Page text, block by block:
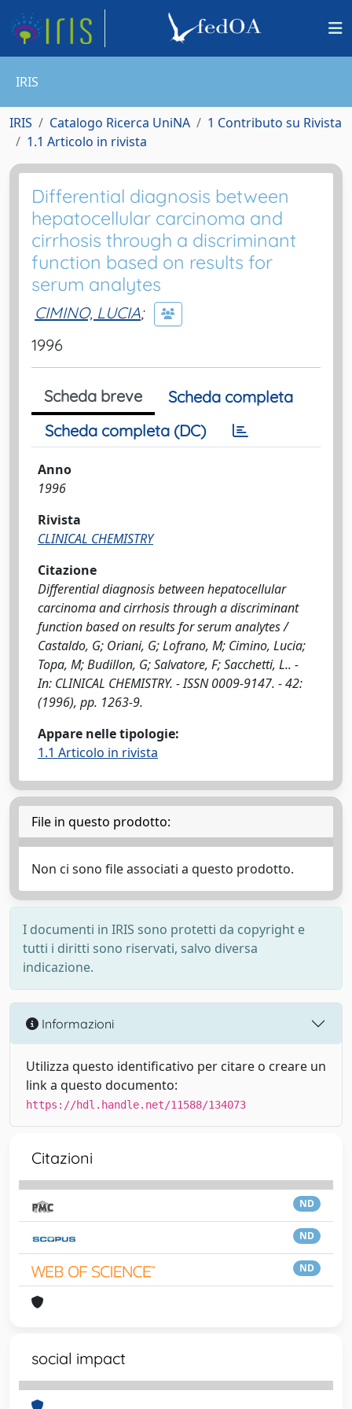
IRIS
IRIS Catalogo Ricerca UniNA
1 Contributo su Rivista
1.1 Articolo in rivista
Differential diagnosis between
hepatocellular carcinoma and
cirrhosis through a discriminant
function based on results for
serum analytes
CIMINO, LUCIA;
1996
Scheda breve
Scheda completa
Scheda completa (DC)
Anno
1996
Rivista
CLINICAL CHEMISTRY
Citazione
Differential diagnosis between hepatocellular
carcinoma and cirrhosis through a discriminant
function based on results for serum analytes /
Castaldo, G; Oriani, G; Lofrano, M; Cimino, Lucia;
Topa, M; Budillon, G; Salvatore, F; Sacchetti, L.. -
In: CLINICAL CHEMISTRY. - ISSN 0009-9147. - 42:
(1996), pp. 1263-9.
Appare nelle tipologie:
1.1 Articolo in rivista
File in questo prodotto:
Non ci sono file associati a questo prodotto.
I documenti in IRIS sono protetti da copyright e
tutti i diritti sono riservati, salvo diversa
indicazione.
Informazioni
Utilizza questo identificativo per citare o creare un
link a questo documento:
https://hdl.handle.net/11588/134073
Citazioni
ND
ND
ND
social impact